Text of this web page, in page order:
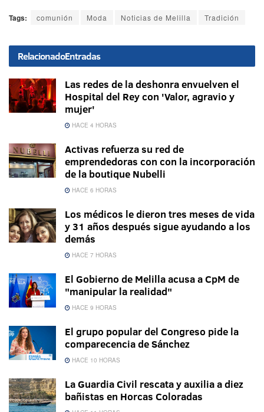
Tags: comunión Moda Noticias de Melilla Tradición
RelacionadoEntradas
Las redes de la deshonra envuelven el
Hospital del Rey con 'Valor, agravio y
mujer'
HACE 4 HORAS
Activas refuerza su red de
emprendedoras con con la incorporación
de la boutique Nubelli
HACE 6 HORAS
Los médicos le dieron tres meses de vida
y 31 años después sigue ayudando a los
demás
HACE 7 HORAS
El Gobierno de Melilla acusa a CpM de
"manipular la realidad"
HACE 9 HORAS
El grupo popular del Congreso pide la
comparecencia de Sánchez
HACE 10 HORAS
La Guardia Civil rescata y auxilia a diez
bañistas en Horcas Coloradas